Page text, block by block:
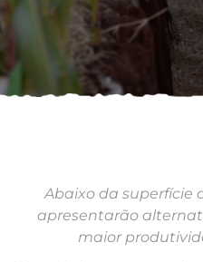
Abaixo da superfície
apresentarão
maior